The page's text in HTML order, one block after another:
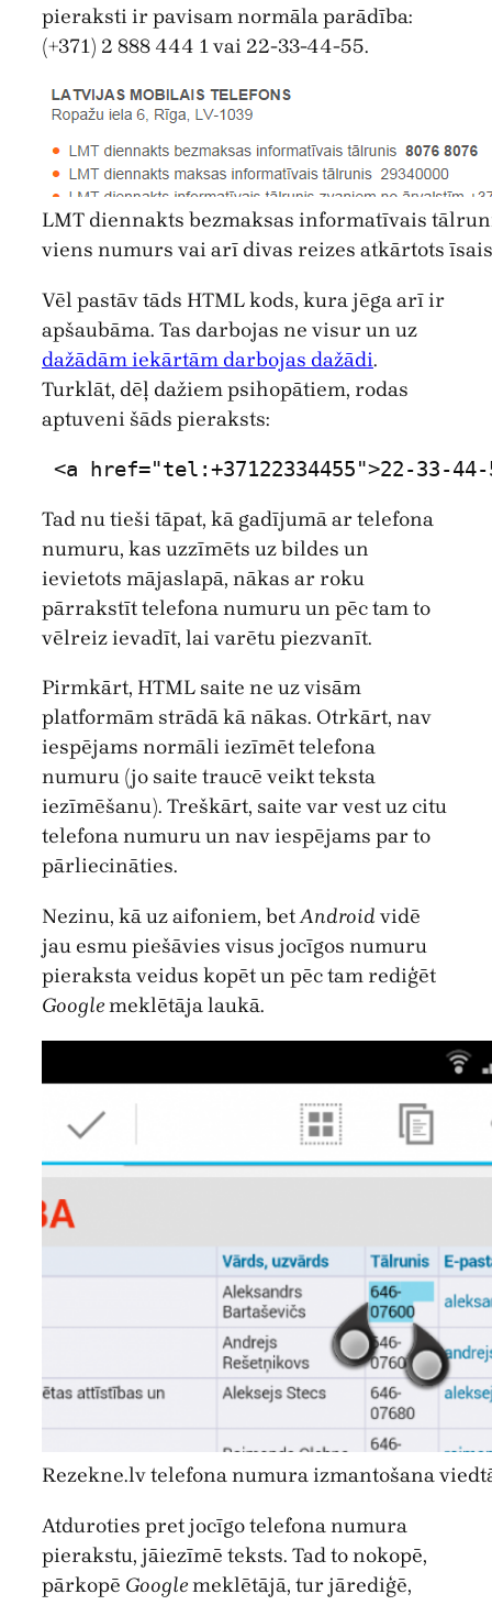
pieraksti ir pavisam normāla parādība:
(+371) 2 888 444 1 vai 22-33-44-55.
LMT diennakts bezmaksas informatīvais
viens numurs vai arī divas reizes atkārtots
Vēl pastāv tāds HTML kods, kura jēga arī ir
apšaubāma. Tas darbojas ne visur un uz
dažādām iekārtām darbojas dažādi.
Turklāt, dēļ dažiem psihopātiem, rodas
aptuveni šāds pieraksts:
<a href="tel:+37122334455">22-33-44-
Tad nu tieši tāpat, kā gadījumā ar telefona
numuru, kas uzzīmēts uz bildes un
ievietots mājaslapā, nākas ar roku
pārrakstīt telefona numuru un pēc tam to
vēlreiz ievadīt, lai varētu piezvanīt.
Pirmkārt, HTML saite ne uz visām
platformām strādā kā nākas. Otrkārt, nav
iespējams normāli iezīmēt telefona
numuru (jo saite traucē veikt teksta
iezīmēšanu). Treškārt, saite var vest uz citu
telefona numuru un nav iespējams par to
pārliecināties.
Nezinu, kā uz aifoniem, betAndroid vidē
jau esmu piešāvies visus jocīgos numuru
pieraksta veidus kopēt un pēc tam rediģēt
Googlemeklētāja laukā.
Rezekne.lv telefona numura izmantošana
Atduroties pret jocīgo telefona numura
pierakstu, jāiezīmē teksts. Tad to nokopē,
pārkopē Googlemeklētājā, tur jārediģē,